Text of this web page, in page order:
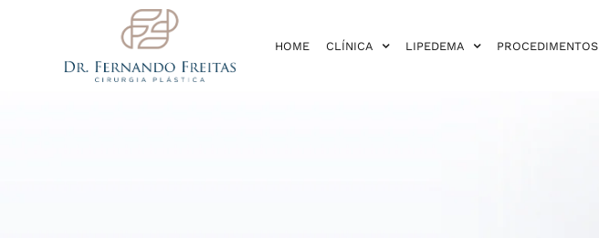
HOME CLÍNICA LIPEDEMA PROCEDIMENTOS